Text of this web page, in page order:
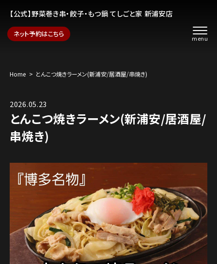
【公式】野菜巻き串・餃子・もつ鍋 てしごと家 新浦安店
ネット予約はこちら
Home とんこつ焼きラーメン(新浦安/居酒屋/串焼き)
2026.05.23
とんこつ焼きラーメン(新浦安/居酒屋/
串焼き)